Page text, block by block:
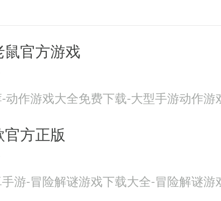
官方游戏
动作游戏大全免费下载-大型手游动作游
方正版
游-冒险解谜游戏下载大全-冒险解谜游